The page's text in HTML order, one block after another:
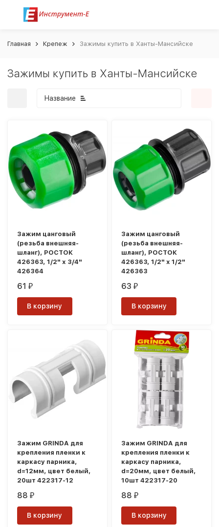
Главная Крепеж Зажимы купить в Ханты-Мансийске
Зажимы купить в Ханты-Мансийске
Название
покупателей
Зажим цанговый
(резьба внешняя-
шланг), РОСТОК
426363, 1/2" x 3/4"
426364
61₽
В корзину
Зажим цанговый
(резьба внешняя-
шланг), РОСТОК
426363, 1/2" x 1/2"
426363
63₽
В корзину
Зажим GRINDA для
крепления пленки к
каркасу парника,
d=12мм, цвет белый,
20шт 422317-12
88₽
В корзину
Зажим GRINDA для
крепления пленки к
каркасу парника,
d=20мм, цвет белый,
10шт 422317-20
88₽
В корзину